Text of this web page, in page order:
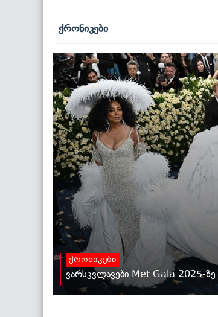
ქრონიკები
ქრონიკები
ვარსკვლავები Met Gala 2025-